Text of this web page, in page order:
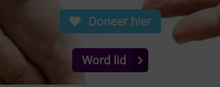
Doneer hier
Word lid